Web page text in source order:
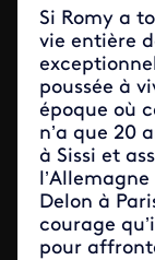
Si Romy a
vie entière
poussée à
époque où
n’a que 20
à Sissi et
Delon à
courage
pour